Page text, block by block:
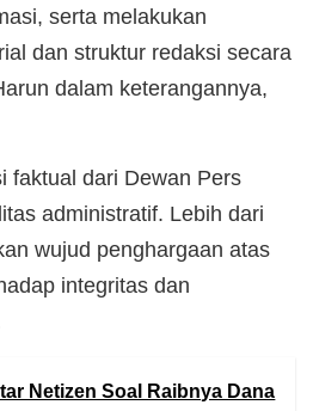
serta melakukan
dan struktur redaksi secara
dalam keterangannya,
faktual dari Dewan Pers
administratif. Lebih dari
wujud penghargaan atas
integritas dan
Netizen Soal Raibnya Dana